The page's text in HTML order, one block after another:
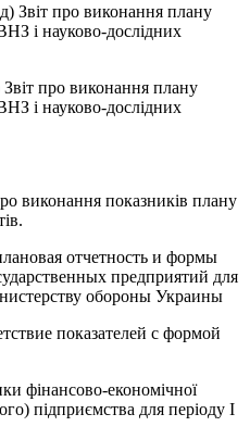
Звіт про виконання плану
і науково-дослідних
про виконання плану
і науково-дослідних
виконання показників плану
отчетность и формы
предприятий для
обороны Украины
показателей с формой
фінансово-економічної
підприємства для періоду І